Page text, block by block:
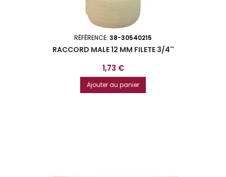
RÉFÉRENCE: 38-30540215
RACCORD MALE 12 MM FILETE 3/4''
Prix
1,73 €
Ajouter au panier